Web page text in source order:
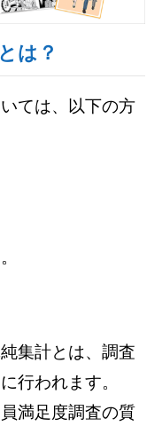
は？
ては、以下の方
集計とは、調査
行われます。
満足度調査の質